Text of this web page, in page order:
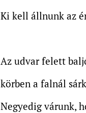
Ki kell állnunk az
Az udvar felett
körben a falnál
Negyedig várunk,